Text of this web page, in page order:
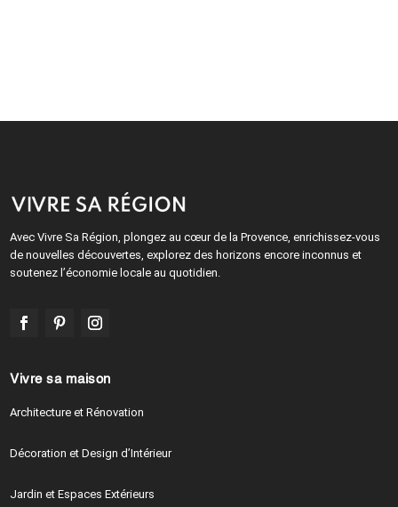
Avec Vivre Sa Région, plongez au cœur de la Provence, enrichissez-vous
de nouvelles découvertes, explorez des horizons encore inconnus et
soutenez l’économie locale au quotidien.
Vivre sa maison
Architecture et Rénovation
Décoration et Design d’Intérieur
Jardin et Espaces Extérieurs